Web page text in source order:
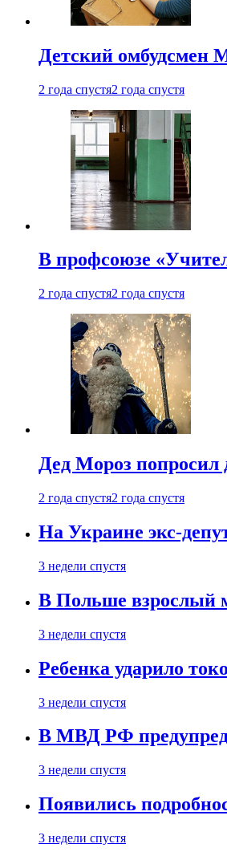
Детский омбудсмен
2 года спустя2 года спустя
В профсоюзе
2 года спустя2 года спустя
Дед Мороз попросил
2 года спустя2 года спустя
На Украине экс-
3 недели спустя
В Польше взрослый
3 недели спустя
Ребенка ударило
3 недели спустя
В МВД РФ
3 недели спустя
Появились
3 недели спустя